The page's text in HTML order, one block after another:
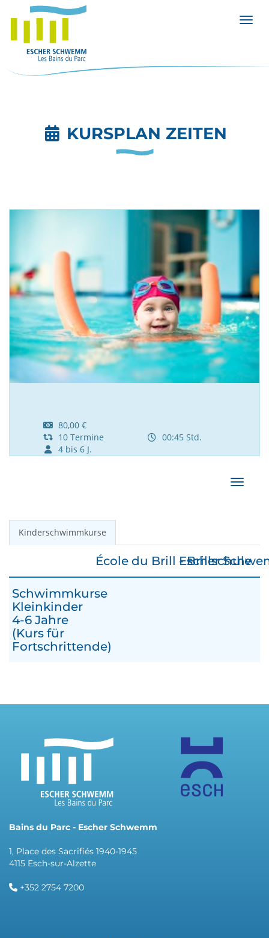
KURSPLAN ZEITEN
80,00 €
10 Termine
00:45 Std.
4 bis 6 J.
Kinderschwimmkurse
École du Brill - Brillschule
Escher
Schwimmkurse
Kleinkinder
4-6 Jahre
(Kurs für
Fortschrittende)
Bains du Parc - Escher Schwemm
1, Place des Sacrifiés 1940-1945
4115 Esch-sur-Alzette
+352 2754 7200